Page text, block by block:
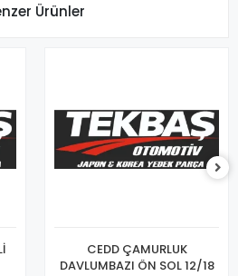
Ürünler
CEDD ÇAMURLUK
DAVLUMBAZI ÖN SOL 12/18